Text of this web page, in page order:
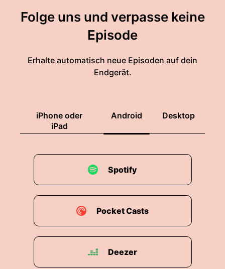
Folge uns und verpasse keine
Episode
Erhalte automatisch neue Episoden auf dein
Endgerät.
iPhone oder
iPad
Android Desktop
Spotify
Pocket Casts
Deezer